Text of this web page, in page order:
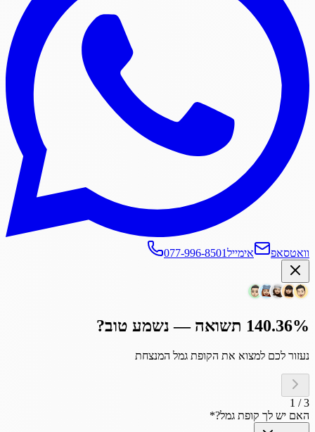
וואטסאפ אימייל077-996-8501
140.36% תשואה — נשמע טוב?
נעזור לכם למצוא את הקופת גמל המנצחת
1 /3
האם יש לך קופת גמל?*